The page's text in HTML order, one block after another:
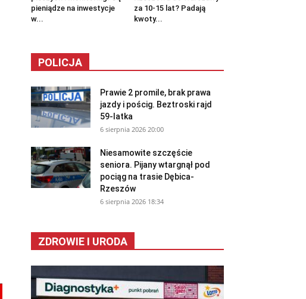
pieniądze na inwestycje
w...
za 10-15 lat? Padają
kwoty...
POLICJA
Prawie 2 promile, brak prawa
jazdy i pościg. Beztroski rajd
59-latka
6 sierpnia 2026 20:00
Niesamowite szczęście
seniora. Pijany wtargnął pod
pociąg na trasie Dębica-
Rzeszów
6 sierpnia 2026 18:34
ZDROWIE I URODA